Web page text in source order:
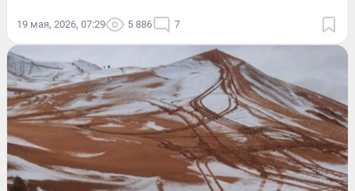
19 мая, 2026, 07:29 5 886 7